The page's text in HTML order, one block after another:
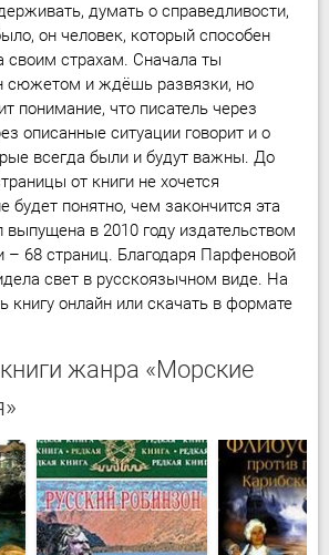
думать о справедливости,
он человек, который способен
своим страхам. Сначала ты
сюжетом и ждёшь развязки, но
понимание, что писатель через
описанные ситуации говорит и о
всегда были и будут важны. До
от книги не хочется
будет понятно, чем закончится эта
выпущена в 2010 году издательством
– 68 страниц. Благодаря Парфеновой
свет в русскоязычном виде. На
книгу онлайн или скачать в формате
жанра «Морские